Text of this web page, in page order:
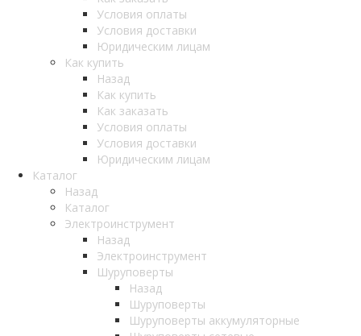
Условия оплаты
Условия доставки
Юридическим лицам
Как купить
Назад
Как купить
Как заказать
Условия оплаты
Условия доставки
Юридическим лицам
Каталог
Назад
Каталог
Электроинструмент
Назад
Электроинструмент
Шуруповерты
Назад
Шуруповерты
Шуруповерты аккумуляторные